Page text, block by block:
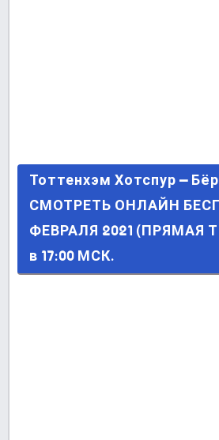
Тоттенхэм Хотспур –
ОНЛАЙН БЕСПЛАТНО 28
(ПРЯМАЯ ТРАНСЛЯЦИЯ) в
Тоттенхэм Хотспур –
СМОТРЕТЬ ОНЛАЙН
ФЕВРАЛЯ 2021 (ПРЯМАЯ
в 17:00 МСК.